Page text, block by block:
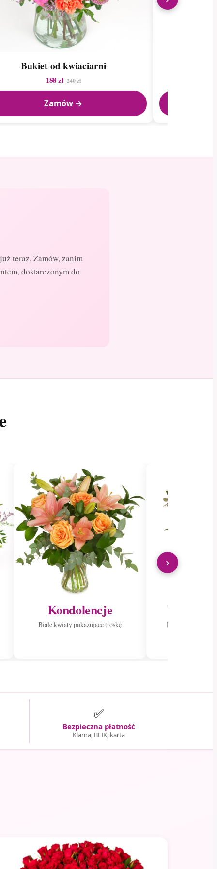
Bukiet od kwiaciarni
188 zł 240 zł
Zamów →
teraz. Zamów, zanim
dostarczonym do
Kondolencje
Białe kwiaty pokazujące troskę
Wyślij
Roznieś radość
›
✅
Bezpieczna płatność
Klarna, BLIK, karta